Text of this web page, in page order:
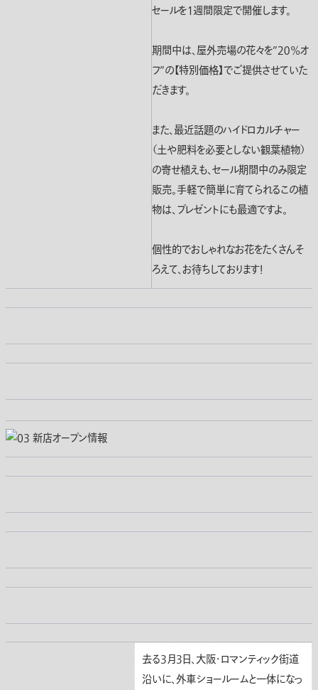
セールを１週間限定で開催します。
期間中は、屋外売場の花々を”２０％オ
フ”の【特別価格】でご提供させていた
だきます。
また、最近話題のハイドロカルチャー
（土や肥料を必要としない観葉植物）
の寄せ植えも、セール期間中のみ限定
販売。手軽で簡単に育てられるこの植
物は、プレゼントにも最適ですよ。
個性的でおしゃれなお花をたくさんそ
ろえて、お待ちしております！
去る３月３日、大阪・ロマンティック街道
沿いに、外車ショールームと一体になっ